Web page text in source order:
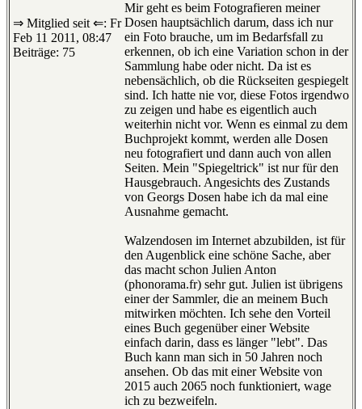
⇒ Mitglied seit ⇐: Fr
Feb 11 2011, 08:47
Beiträge: 75
Mir geht es beim Fotografieren meiner
Dosen hauptsächlich darum, dass ich nur
ein Foto brauche, um im Bedarfsfall zu
erkennen, ob ich eine Variation schon in der
Sammlung habe oder nicht. Da ist es
nebensächlich, ob die Rückseiten gespiegelt
sind. Ich hatte nie vor, diese Fotos irgendwo
zu zeigen und habe es eigentlich auch
weiterhin nicht vor. Wenn es einmal zu dem
Buchprojekt kommt, werden alle Dosen
neu fotografiert und dann auch von allen
Seiten. Mein "Spiegeltrick" ist nur für den
Hausgebrauch. Angesichts des Zustands
von Georgs Dosen habe ich da mal eine
Ausnahme gemacht.
Walzendosen im Internet abzubilden, ist für
den Augenblick eine schöne Sache, aber
das macht schon Julien Anton
(phonorama.fr) sehr gut. Julien ist übrigens
einer der Sammler, die an meinem Buch
mitwirken möchten. Ich sehe den Vorteil
eines Buch gegenüber einer Website
einfach darin, dass es länger "lebt". Das
Buch kann man sich in 50 Jahren noch
ansehen. Ob das mit einer Website von
2015 auch 2065 noch funktioniert, wage
ich zu bezweifeln.